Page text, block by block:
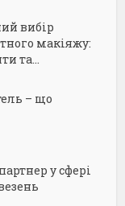
вибір
макіяжу:
та...
– що
у сфері